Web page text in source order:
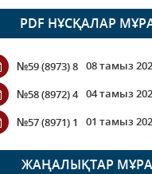
Open Air: Қызылорда
полиция департаменті 20
мыңнан астам
қауіпсіздігін қамтамасыз
06 тамыз 2026 ж.
Wi-Fi ҚАБЫРҒА АРҚЫЛЫ
ӨТЕДІ?
06 тамыз 2026 ж. 276
PDF НҰСҚАЛАР
№59 (8973) 8 08 тамыз
№58 (8972) 4 04 тамыз
№57 (8971) 1
01 тамыз
ЖАҢАЛЫҚТАР